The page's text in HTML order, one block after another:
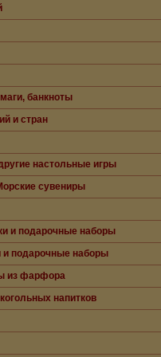
банкноты
и стран
настольные игры
сувениры
и подарочные наборы
и подарочные наборы
из фарфора
напитков